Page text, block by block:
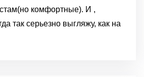
комфортные). И ,
так серьезно выгляжу, как на